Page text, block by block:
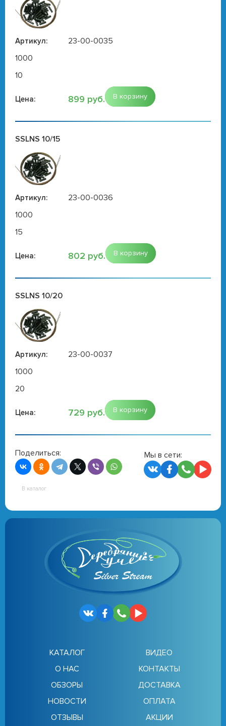
Артикул:
23-00-0035
1000
10
Цена: 899 руб. В корзину
SSLNS 10/15
Артикул:
23-00-0036
1000
15
Цена: 802 руб. В корзину
SSLNS 10/20
Артикул:
23-00-0037
1000
20
Цена: 729 руб. В корзину
Поделиться: Мы в сети:
В каталог
КАТАЛОГ
О НАС
ОБЗОРЫ
НОВОСТИ
ОТЗЫВЫ
ВИДЕО
КОНТАКТЫ
ДОСТАВКА
ОПЛАТА
АКЦИИ